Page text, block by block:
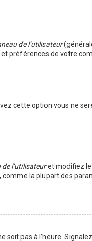
de l’utilisateur
préférences de votre
cette option vous ne
l’utilisateuret modifiez le
la plupart des
pas à l’heure.